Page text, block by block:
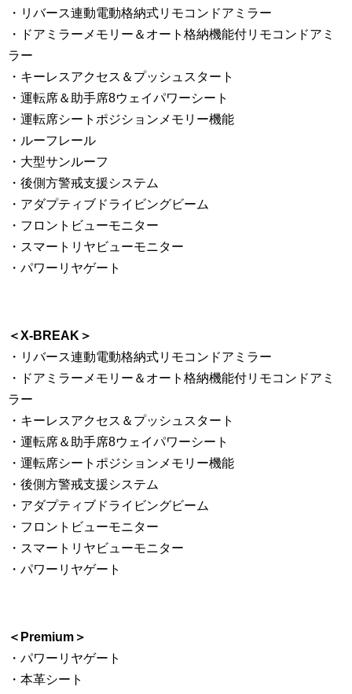
・リバース連動電動格納式リモコンドアミラー
・ドアミラーメモリー＆オート格納機能付リモコンドアミ
ラー
・キーレスアクセス＆プッシュスタート
・運転席＆助手席8ウェイパワーシート
・運転席シートポジションメモリー機能
・ルーフレール
・大型サンルーフ
・後側方警戒支援システム
・アダプティブドライビングビーム
・フロントビューモニター
・スマートリヤビューモニター
・パワーリヤゲート
＜X-BREAK＞
・リバース連動電動格納式リモコンドアミラー
・ドアミラーメモリー＆オート格納機能付リモコンドアミ
ラー
・キーレスアクセス＆プッシュスタート
・運転席＆助手席8ウェイパワーシート
・運転席シートポジションメモリー機能
・後側方警戒支援システム
・アダプティブドライビングビーム
・フロントビューモニター
・スマートリヤビューモニター
・パワーリヤゲート
＜Premium＞
・パワーリヤゲート
・本革シート